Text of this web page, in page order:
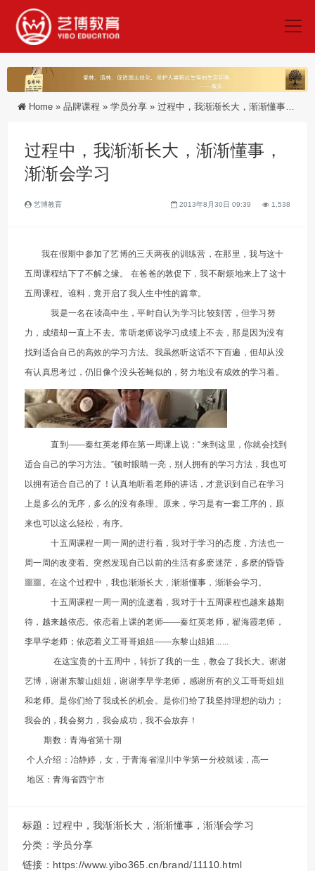
Home » 品牌课程 » 学员分享 » 过程中，我渐渐长大，渐渐懂事，渐渐会学习
过程中，我渐渐长大，渐渐懂事，
渐渐会学习
艺博教育 2013年8月30日 09:39 1,538
我在假期中参加了艺博的三天两夜的训练营，在那里，我与这十
五周课程结下了不解之缘。 在爸爸的敦促下，我不耐烦地来上了这十
五周课程。谁料，竟开启了我人生中性的篇章。
我是一名在读高中生，平时自认为学习比较刻苦，但学习努
力，成绩却一直上不去。常听老师说学习成绩上不去，那是因为没有
找到适合自己的高效的学习方法。我虽然听这话不下百遍，但却从没
有认真思考过，仍旧像个没头苍蝇似的，努力地没有成效的学习着。
直到——秦红英老师在第一周课上说：“来到这里，你就会找到
适合自己的学习方法。”顿时眼睛一亮，别人拥有的学习方法，我也可
以拥有适合自己的了！认真地听着老师的讲话，才意识到自己在学习
上是多么的无序，多么的没有条理。原来，学习是有一套工序的，原
来也可以这么轻松，有序。
十五周课程一周一周的进行着，我对于学习的态度，方法也一
周一周的改变着。突然发现自己以前的生活有多麽迷茫，多麽的昏昏
噩噩。在这个过程中，我也渐渐长大，渐渐懂事，渐渐会学习。
十五周课程一周一周的流逝着，我对于十五周课程也越来越期
待，越来越依恋。依恋着上课的老师——秦红英老师，翟海霞老师，
李早学老师；依恋着义工哥哥姐姐——东黎山姐姐......
在这宝贵的十五周中，转折了我的一生，教会了我长大。谢谢
艺博，谢谢东黎山姐姐，谢谢李早学老师，感谢所有的义工哥哥姐姐
和老师。是你们给了我成长的机会。是你们给了我坚持理想的动力；
我会的，我会努力，我会成功，我不会放弃！
期数：青海省第十期
个人介绍：冶静婷，女，于青海省湟川中学第一分校就读，高一
地区：青海省西宁市
标题：过程中，我渐渐长大，渐渐懂事，渐渐会学习
分类： 学员分享
链接：https://www.yibo365.cn/brand/11110.html